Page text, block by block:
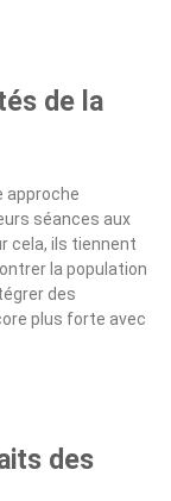
de la
approche
séances aux
cela, ils tiennent
la population
des
plus forte avec
des